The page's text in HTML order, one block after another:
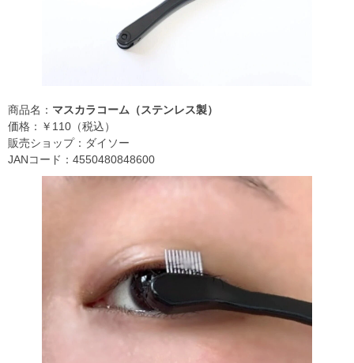
商品名： マスカラコーム（ステンレス製）
価格：￥110（税込）
販売ショップ：ダイソー
JANコード：4550480848600